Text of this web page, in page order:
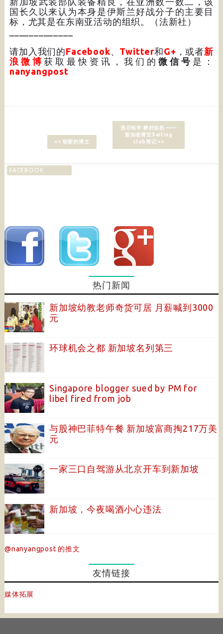
国长久以来认为本身是伊斯兰好战分子的主要目
标，尤其是在东南亚活动的组织。（法新社）
请加入我们的Facebook、 Twitter和G+ ，或者新
浪微博 获取最快资讯，我们的微信号 是：
nanyangpost
<< 较新的博文
洗尽铅华 静好如初 ——
新加坡樟宜Sailing
club简记 >>
FACEBOOK
热门新闻
新加坡幼教老师奇货可居 月薪喊到3000
元
环球机会之都 新加坡名列第三
Singapore blogger sued by PM for
libel fired from job
与股神巴菲特午餐 新加坡富商掏217万美
元
一家三口自驾游从北京开车到新加坡
新加坡，今夜喝酒小心违法
@nanyangpost 的推文
友情链接
媒体拓展